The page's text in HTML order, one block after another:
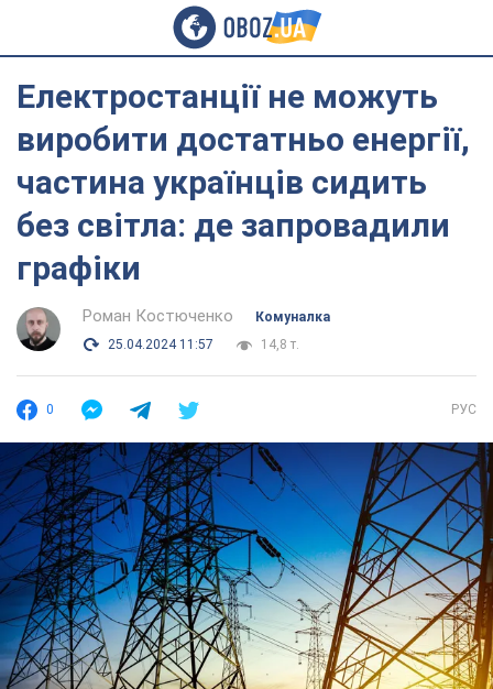
Електростанції не можуть
виробити достатньо енергії,
частина українців сидить
без світла: де запровадили
графіки
Роман Костюченко
Комуналка
25.04.2024 11:57
14,8 т.
0 РУС